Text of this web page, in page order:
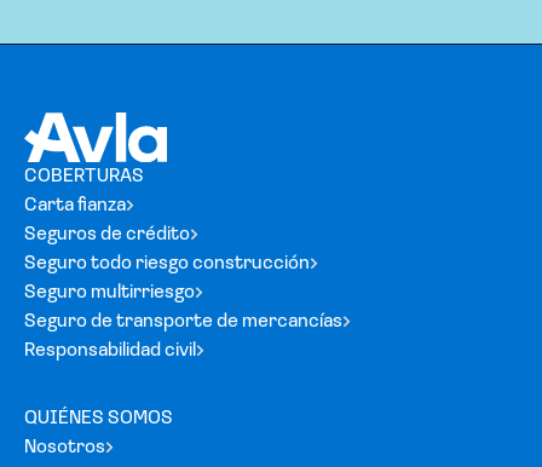
COBERTURAS
Carta fianza
Seguros de crédito
Seguro todo riesgo construcción
Seguro multirriesgo
Seguro de transporte de mercancías
Responsabilidad civil
QUIÉNES SOMOS
Nosotros